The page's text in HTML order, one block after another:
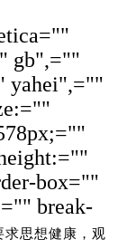
gb",=""
yahei",=""
box=""
break-
求思想健康，观